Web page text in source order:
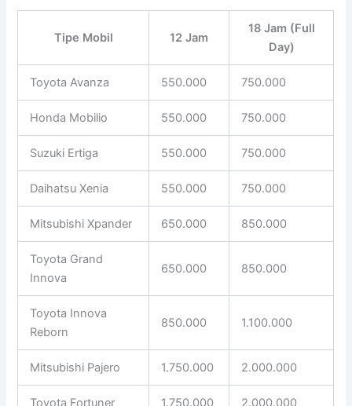
Tipe Mobil 12 Jam
18 Jam (Full
Day)
Toyota Avanza 550.000 750.000
Honda Mobilio 550.000 750.000
Suzuki Ertiga 550.000 750.000
Daihatsu Xenia 550.000 750.000
Mitsubishi Xpander 650.000 850.000
Toyota Grand
Innova
650.000 850.000
Toyota Innova
Reborn
850.000 1.100.000
Mitsubishi Pajero 1.750.000 2.000.000
Toyota Fortuner 1.750.000 2.000.000